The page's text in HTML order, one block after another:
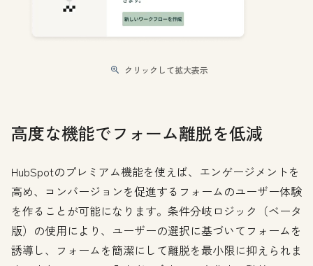
クリックして拡大表示
高度な機能でフォーム離脱を低減
HubSpotのプレミアム機能を使えば、エンゲージメントを
高め、コンバージョンを促進するフォームのユーザー体験
を作ることが可能になります。条件分岐ロジック（ベータ
版）の使用により、ユーザーの選択に基づいてフォームを
誘導し、フォームを簡潔にして離脱を最小限に抑えられま